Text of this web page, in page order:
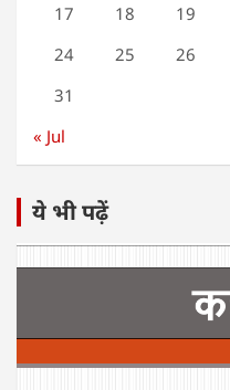
17
18 19
24
25 26
31
« Jul
ये भी पढ़ें